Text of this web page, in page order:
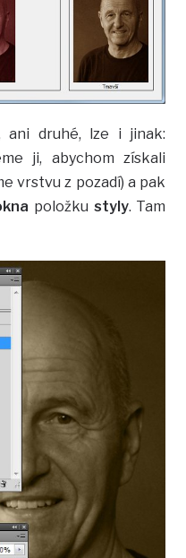
ani druhé, lze i jinak:
ji, abychom získali
vrstvu z pozadí) a pak
položku styly. Tam